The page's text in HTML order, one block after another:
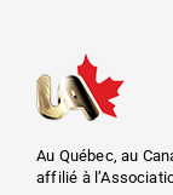
Au Québec, au
affilié à